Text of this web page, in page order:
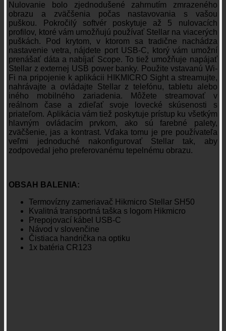
Nulovanie bolo zjednodušené zahrnutím zmrazeného
obrazu a zväčšenia počas nastavovania s vašou
puškou. Pokročilý softvér poskytuje až 5 nulovacích
profilov, ktoré vám umožňujú používať Stellar na viacerých
puškách. Pod krytom, v ktorom sa tradične nachádza
nastavenie vetra, nájdete port USB-C, ktorý vám umožní
prenášať dáta a nabíjať Scope. To tiež umožňuje napájať
Stellar z externej USB power banky. Použite vstavanú Wi-
Fi na pripojenie k aplikácii HIKMICRO Sight a streamujte,
nahrávajte a ovládajte Stellar z telefónu, tabletu alebo
iného mobilného zariadenia. Môžete streamovať v
reálnom čase a zdieľať svoje lovecké skúsenosti s
priateľom. Aplikácia vám tiež poskytuje prístup ku všetkým
hlavným ovládacím prvkom, ako sú farebné palety,
zväčšenie, jas a kontrast. Vďaka tomu je pre používateľa
veľmi jednoduché nakonfigurovať Stellar tak, aby
zodpovedal jeho preferovanému tepelnému obrazu.
OBSAH BALENIA:
Termovízny zameriavač Hikmicro Stellar SH50
Kvalitná transportná taška s logom Hikmicro
Prepojovací kábel USB-C
Návod v slovenčine
Čistiaca handrička na optiku
1x batéria CR123